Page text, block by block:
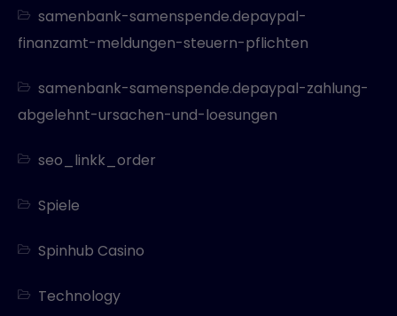
samenbank-samenspende.depaypal-
finanzamt-meldungen-steuern-pflichten
samenbank-samenspende.depaypal-zahlung-
abgelehnt-ursachen-und-loesungen
seo_linkk_order
Spiele
Spinhub Casino
Technology